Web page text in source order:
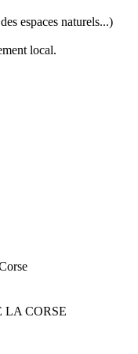
espaces naturels...)
local.
LA CORSE